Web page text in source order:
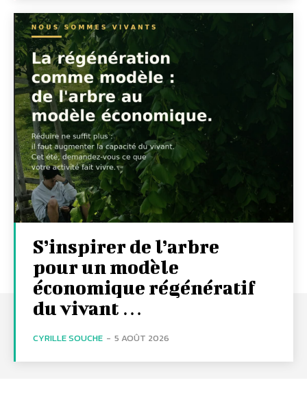
S’inspirer de l’arbre
pour un modèle
économique régénératif
du vivant …
CYRILLE SOUCHE - 5 AOÛT 2026